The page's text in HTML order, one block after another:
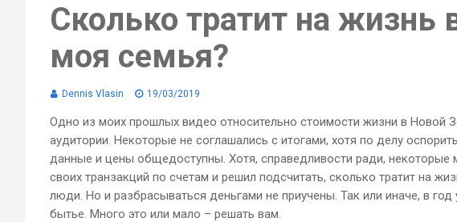
Сколько тратит на жизнь
моя семья?
Dennis Vlasin 19/03/2019
Одно из моих прошлых видео относительно стоимости жизни в Новой
аудитории. Некоторые не соглашались с итогами, хотя по делу
данные и цены общедоступны. Хотя, справедливости ради, некоторые
своих транзакций по счетам и решил подсчитать, сколько тратит на
люди. Но и разбрасываться деньгами не приучены. Так или иначе, в
бытье. Много это или мало – решать вам.